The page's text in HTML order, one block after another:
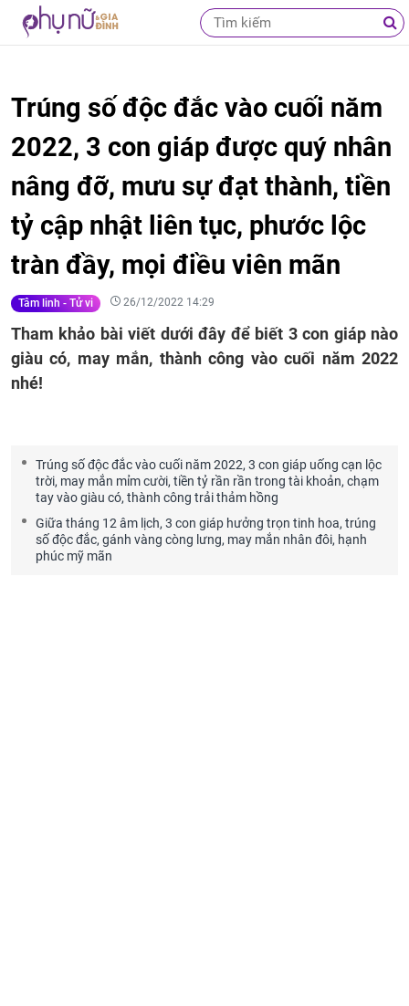
Trúng số độc đắc vào cuối năm
2022, 3 con giáp được quý nhân
nâng đỡ, mưu sự đạt thành, tiền
tỷ cập nhật liên tục, phước lộc
tràn đầy, mọi điều viên mãn
Tâm linh - Tử vi 26/12/2022 14:29
Tham khảo bài viết dưới đây để biết 3 con giáp nào
giàu có, may mắn, thành công vào cuối năm 2022
nhé!
Trúng số độc đắc vào cuối năm 2022, 3 con giáp uống cạn lộc
trời, may mắn mỉm cười, tiền tỷ rần rần trong tài khoản, chạm
tay vào giàu có, thành công trải thảm hồng
Giữa tháng 12 âm lịch, 3 con giáp hưởng trọn tinh hoa, trúng
số độc đắc, gánh vàng còng lưng, may mắn nhân đôi, hạnh
phúc mỹ mãn